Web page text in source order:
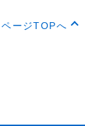
ページTOPへ